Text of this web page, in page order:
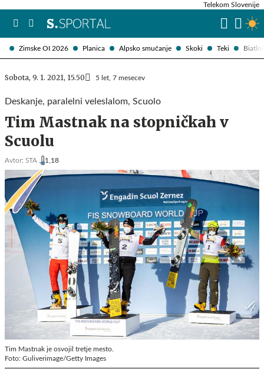
Zimske OI 2026 Planica Alpsko smučanje Skoki Teki
Telekom Slovenije
Sobota, 9. 1. 2021, 15.50 5 let, 7 mesecev
Deskanje, paralelni veleslalom, Scuolo
Tim Mastnak na stopničkah v
Scuolu
Avtor: STA , 1,18
Tim Mastnak je osvojil tretje mesto.
Foto: Guliverimage/Getty Images